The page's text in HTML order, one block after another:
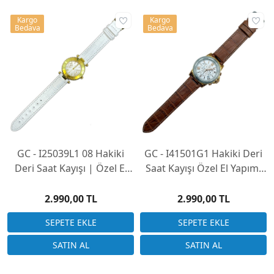
GC - I25039L1 08 Hakiki
Deri Saat Kayışı | Özel El
2.990,00 TL
Kargo
Bedava
GC - I41501G1 Hakiki Deri
Saat Kayışı Özel El Yapımı
Göndermeniz Gerekli)
2.990,00 TL
Kargo
Bedava